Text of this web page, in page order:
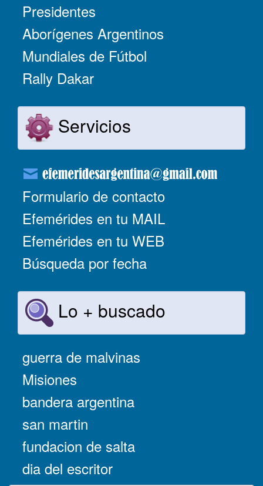
Presidentes
Aborígenes Argentinos
Mundiales de Fútbol
Rally Dakar
Servicios
Formulario de contacto
Efemérides en tu MAIL
Efemérides en tu WEB
Búsqueda por fecha
Lo + buscado
guerra de malvinas
Misiones
bandera argentina
san martin
fundacion de salta
dia del escritor